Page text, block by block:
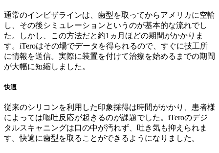
通常のインビザラインは、歯型を取ってからアメリカに空輸
し、その後シミュレーションというのが基本的な流れでし
た。しかし、この方法だと約1ヵ月ほどの期間がかかりま
す。iTeroはその場でデータを得られるので、すぐに技工所
に情報を送信。実際に装置を付けて治療を始めるまでの期間
が大幅に短縮しました。
快適
従来のシリコンを利用した印象採得は時間がかかり、患者様
によっては嘔吐反応が起きるのが課題でした。iTeroのデジ
タルスキャニングは口の中が汚れず、吐き気も抑えられま
す。快適に歯型を取ることができるようになりました。